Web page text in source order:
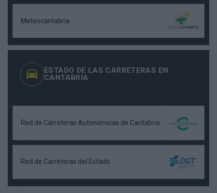
Meteocantabria
ESTADO DE LAS CARRETERAS EN
CANTABRIA
Red de Carreteras Autonómicas de Cantabria
Red de Carreteras del Estado